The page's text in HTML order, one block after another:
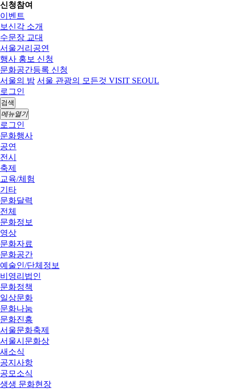
신청참여
이벤트
보신각 소개
수문장 교대
서울거리공연
행사 홍보 신청
문화공간등록 신청
서울의 밤 서울 관광의 모든것 VISIT SEOUL
로그인
검색
메뉴열기
로그인
문화행사
공연
전시
축제
교육/체험
기타
문화달력
전체
문화정보
영상
문화자료
문화공간
예술인/단체정보
비영리법인
문화정책
일상문화
문화나눔
문화진흥
서울문화축제
서울시문화상
새소식
공지사항
공모소식
생생 문화현장